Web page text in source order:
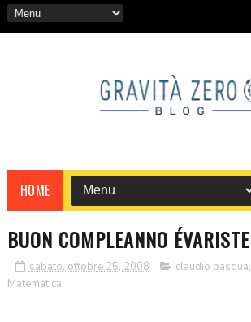
HOME
BUON COMPLEANNO ÉVARISTE
sabato, ottobre 25, 2008 claudio pasqua,
Matematica